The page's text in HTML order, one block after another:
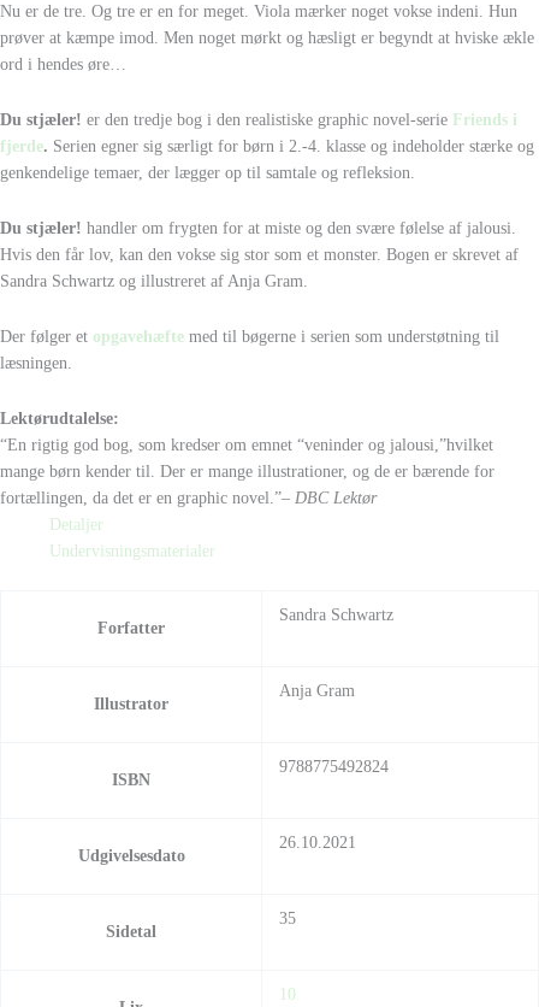
Nu er de tre. Og tre er en for meget. Viola mærker noget vokse indeni. Hun
prøver at kæmpe imod. Men noget mørkt og hæsligt er begyndt at hviske ækle
ord i hendes øre…
Du stjæler! er den tredje bog i den realistiske graphic novel-serie Friends i
fjerde. Serien egner sig særligt for børn i 2.-4. klasse og indeholder stærke og
genkendelige temaer, der lægger op til samtale og refleksion.
Du stjæler! handler om frygten for at miste og den svære følelse af jalousi.
Hvis den får lov, kan den vokse sig stor som et monster. Bogen er skrevet af
Sandra Schwartz og illustreret af Anja Gram.
Der følger et opgavehæfte med til bøgerne i serien som understøtning til
læsningen.
Lektørudtalelse:
“En rigtig god bog, som kredser om emnet “veninder og jalousi,”hvilket
mange børn kender til. Der er mange illustrationer, og de er bærende for
fortællingen, da det er en graphic novel.”– DBC Lektør
Detaljer
Undervisningsmaterialer
Forfatter
Sandra Schwartz
Illustrator
Anja Gram
ISBN
9788775492824
Udgivelsesdato
26.10.2021
Sidetal
35
10